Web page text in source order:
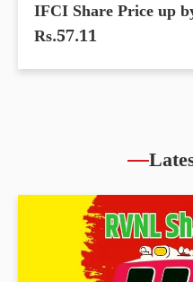
IFCI Share Price up
Rs.57.11